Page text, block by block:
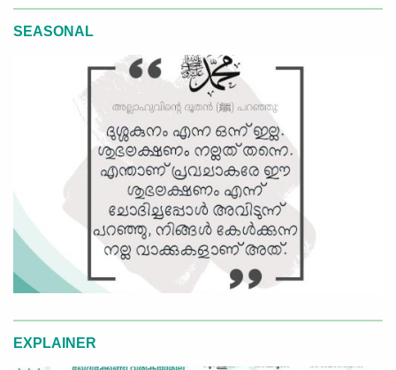
SEASONAL
EXPLAINER